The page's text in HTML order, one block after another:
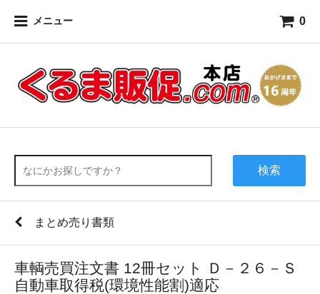
メニュー 0
検索
まとめ売り書類
車輌売買注文書 12冊セット Ｄ－２６－Ｓ
自動車取得税(環境性能割)適応